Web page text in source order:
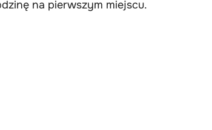
na pierwszym miejscu.